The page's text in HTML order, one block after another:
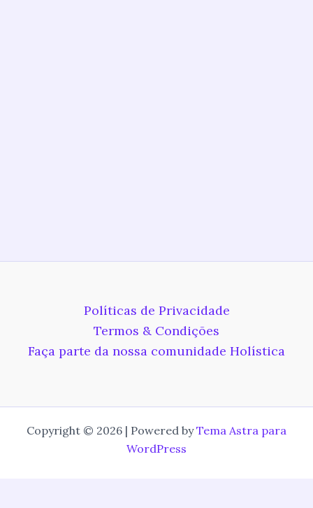
Políticas de Privacidade
Termos & Condições
Faça parte da nossa comunidade Holística
Copyright © 2026 | Powered byTema Astra para
WordPress